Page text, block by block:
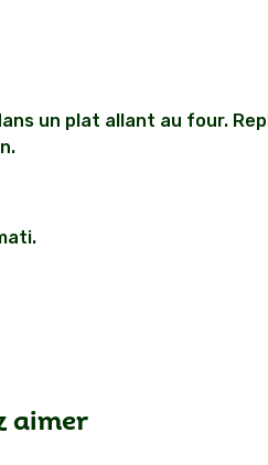
un plat allant au four.
aimer